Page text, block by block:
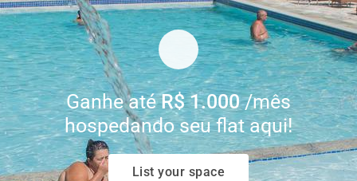
Ganhe atéR$ 1.000/mês
hospedando seu flat aqui!
List your space